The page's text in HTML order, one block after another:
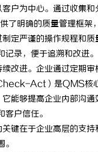
户为中心。通过收集和
明确的质量管理框架
定严谨的操作规程和
录，便于追溯和改进。
改进。企业通过定期审
Act）是QMS核心
能够提高企业内部沟
户信任。
键在于企业高层的支